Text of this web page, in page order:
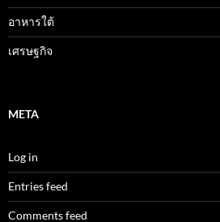
อาหารใต้
เศรษฐกิจ
META
Log in
Entries feed
Comments feed